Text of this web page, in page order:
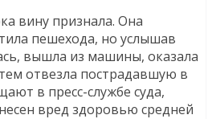
вину признала. Она
пешехода, но услышав
вышла из машины, оказала
отвезла пострадавшую в
в пресс-службе суда,
вред здоровью средней